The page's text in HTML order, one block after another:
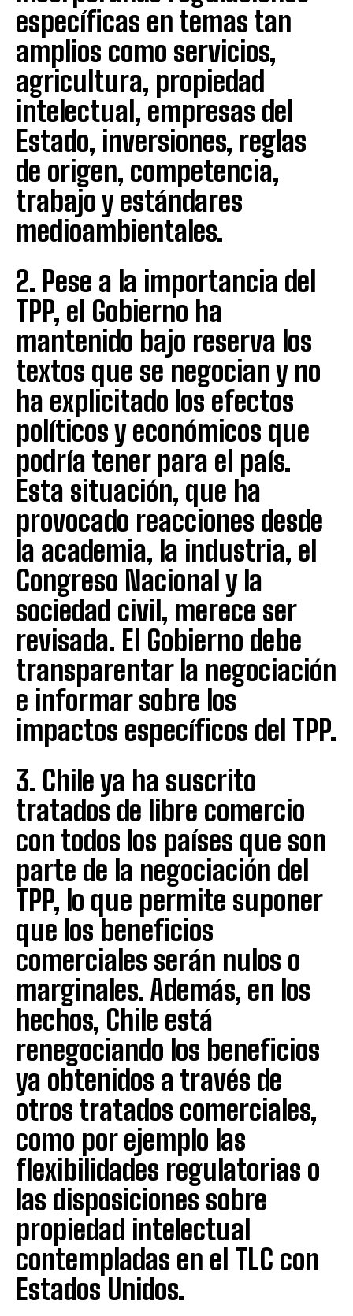
específicas en temas tan
amplios como servicios,
agricultura, propiedad
intelectual, empresas del
Estado, inversiones, reglas
de origen, competencia,
trabajo y estándares
medioambientales.
2. Pese a la importancia del
TPP, el Gobierno ha
mantenido bajo reserva los
textos que se negocian y no
ha explicitado los efectos
políticos y económicos que
podría tener para el país.
Esta situación, que ha
provocado reacciones desde
la academia, la industria, el
Congreso Nacional y la
sociedad civil, merece ser
revisada. El Gobierno debe
transparentar la negociación
e informar sobre los
impactos específicos del TPP.
3. Chile ya ha suscrito
tratados de libre comercio
con todos los países que son
parte de la negociación del
TPP, lo que permite suponer
que los beneficios
comerciales serán nulos o
marginales. Además, en los
hechos, Chile está
renegociando los beneficios
ya obtenidos a través de
otros tratados comerciales,
como por ejemplo las
flexibilidades regulatorias o
las disposiciones sobre
propiedad intelectual
contempladas en el TLC con
Estados Unidos.